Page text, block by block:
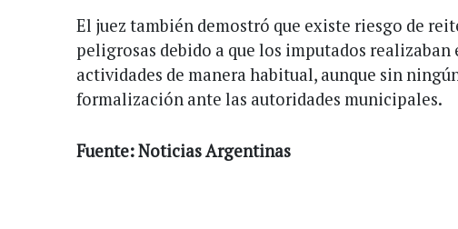
El juez también demostró que existe riesgo de
peligrosas debido a que los imputados realizaban
actividades de manera habitual, aunque sin
formalización ante las autoridades municipales.
Fuente: Noticias Argentinas